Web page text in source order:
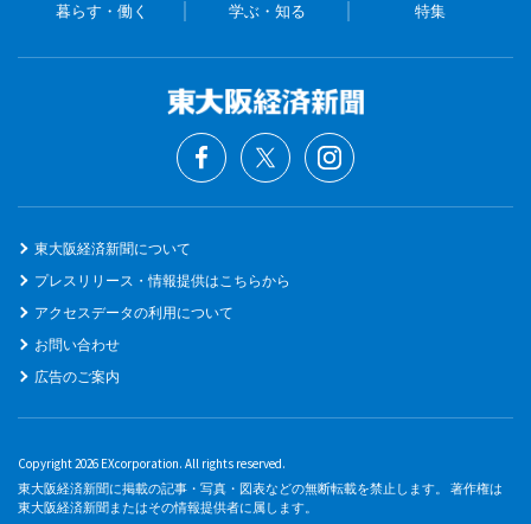
暮らす・働く 学ぶ・知る 特集
東大阪経済新聞について
プレスリリース・情報提供はこちらから
アクセスデータの利用について
お問い合わせ
広告のご案内
Copyright 2026 EXcorporation. All rights reserved.
東大阪経済新聞に掲載の記事・写真・図表などの無断転載を禁止します。 著作権は
東大阪経済新聞またはその情報提供者に属します。